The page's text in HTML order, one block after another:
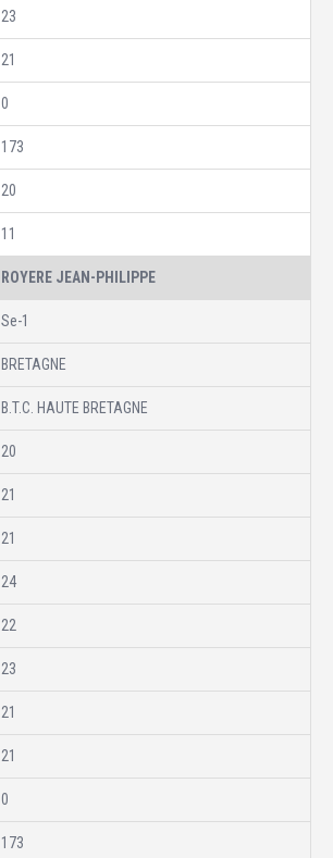
23
21
0
173
20
11
ROYERE JEAN-PHILIPPE
Se-1
BRETAGNE
B.T.C. HAUTE BRETAGNE
20
21
21
24
22
23
21
21
0
173